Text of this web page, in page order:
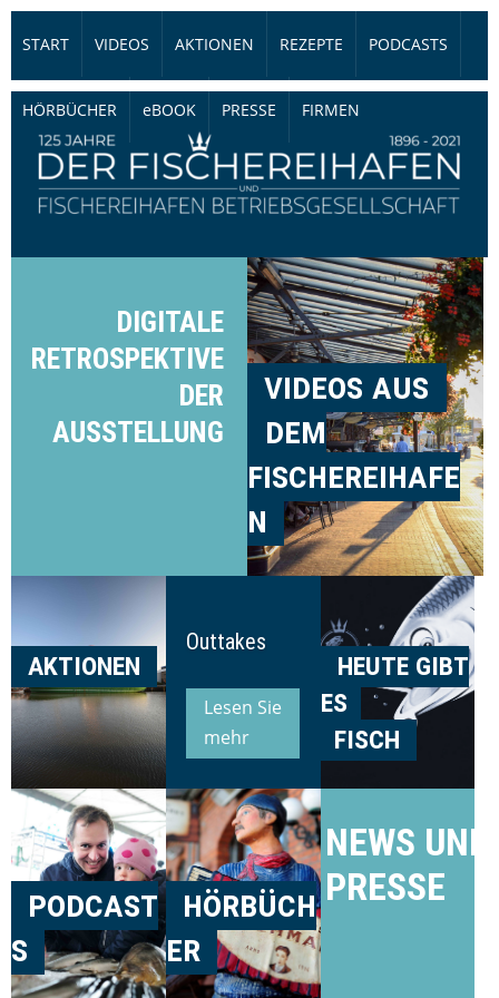
START VIDEOS AKTIONEN REZEPTE PODCASTS
HÖRBÜCHER eBOOK PRESSE FIRMEN
DIGITALE
RETROSPEKTIVE
DER
AUSSTELLUNG
videos aus
dem
fischereihafe
n
aktionen
Outtakes
Lesen Sie
mehr
heute gibt
es
fisch
podcast
s
hörbüch
er
NEWS UND
PRESSE